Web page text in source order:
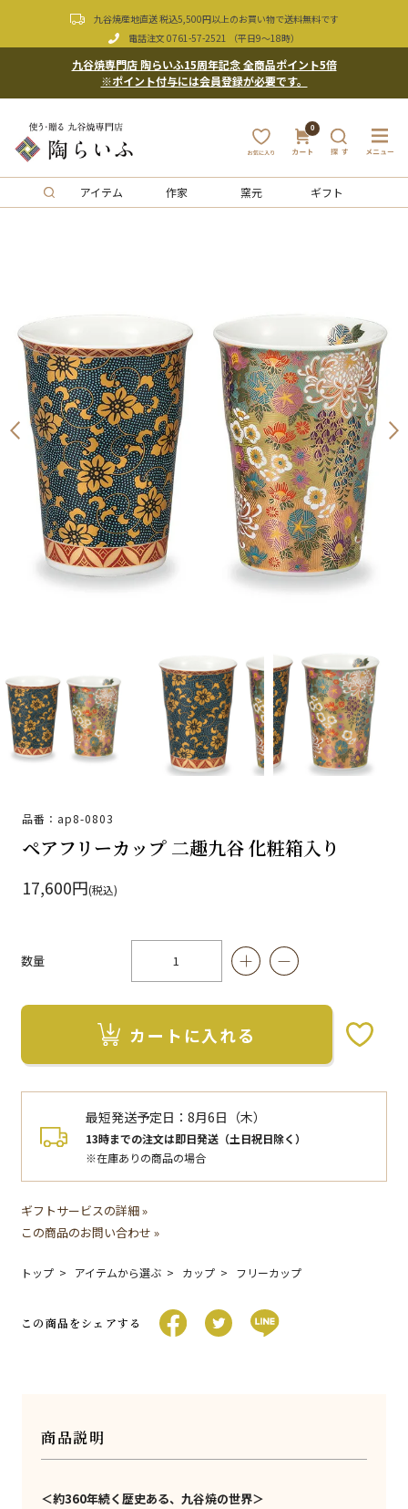
九谷焼産地直送 税込5,500円以上のお買い物で送料無料です
電話注文 0761-57-2521 （平日9〜18時）
九谷焼専門店 陶らいふ15周年記念 全商品ポイント5倍
※ポイント付与には会員登録が必要です。
0
アイテム 作家 窯元 ギフト
品番：ap8-0803
ペアフリーカップ 二趣九谷 化粧箱入り
17,600円(税込)
数量
カートに入れる
最短発送予定日：8月6日（木）
13時までの注文は即日発送（土日祝日除く）
※在庫ありの商品の場合
ギフトサービスの詳細 »
この商品のお問い合わせ »
トップ アイテムから選ぶ カップ フリーカップ
この商品をシェアする
商品説明
＜約360年続く歴史ある、九谷焼の世界＞